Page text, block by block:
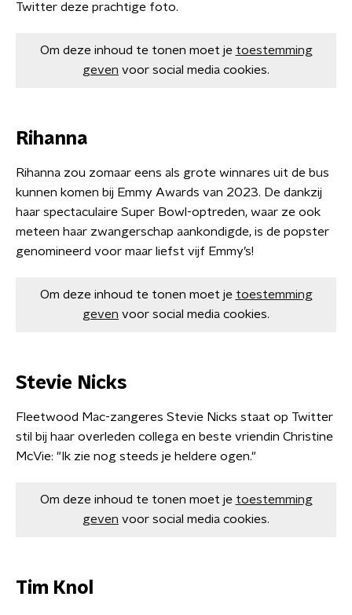
Twitter deze prachtige foto.
Om deze inhoud te tonen moet je toestemming
geven voor social media cookies.
Rihanna
Rihanna zou zomaar eens als grote winnares uit de bus
kunnen komen bij Emmy Awards van 2023. De dankzij
haar spectaculaire Super Bowl-optreden, waar ze ook
meteen haar zwangerschap aankondigde, is de popster
genomineerd voor maar liefst vijf Emmy’s!
Om deze inhoud te tonen moet je toestemming
geven voor social media cookies.
Stevie Nicks
Fleetwood Mac-zangeres Stevie Nicks staat op Twitter
stil bij haar overleden collega en beste vriendin Christine
McVie: "Ik zie nog steeds je heldere ogen."
Om deze inhoud te tonen moet je toestemming
geven voor social media cookies.
Tim Knol